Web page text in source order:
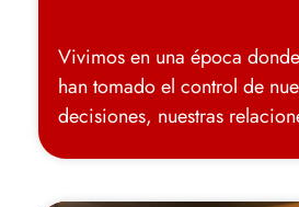
Vivimos en una época
han tomado el control de
decisiones, nuestras